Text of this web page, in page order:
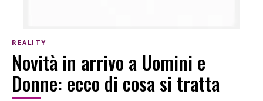
REALITY
Novità in arrivo a Uomini e
Donne: ecco di cosa si tratta